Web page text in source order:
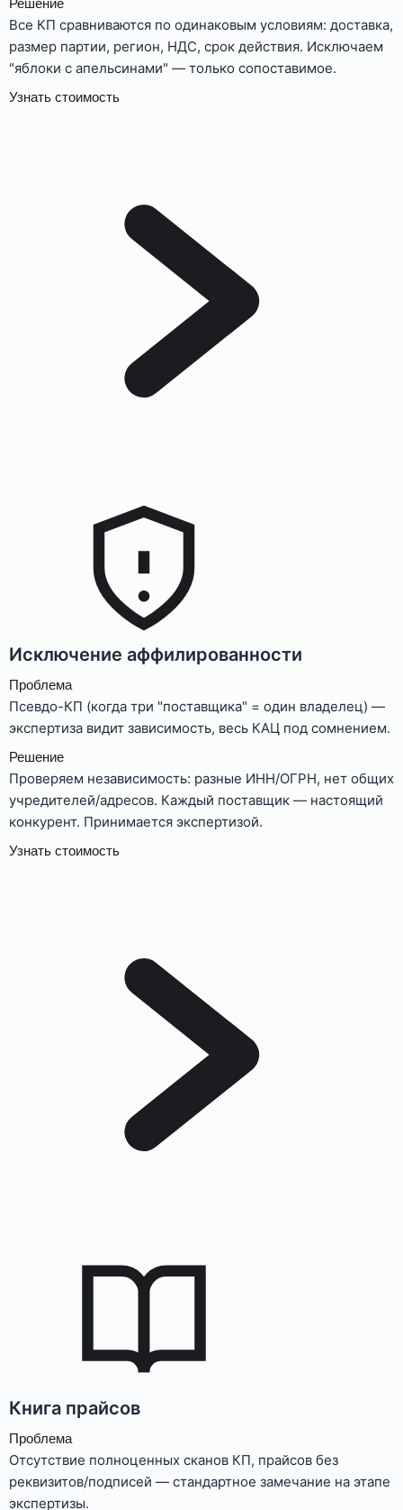
Все КП сравниваются по одинаковым условиям: доставка,
размер партии, регион, НДС, срок действия. Исключаем
"яблоки с апельсинами" — только сопоставимое.
Узнать стоимость
Исключение аффилированности
Проблема
Псевдо-КП (когда три "поставщика" = один владелец) —
экспертиза видит зависимость, весь КАЦ под сомнением.
Решение
Проверяем независимость: разные ИНН/ОГРН, нет общих
учредителей/адресов. Каждый поставщик — настоящий
конкурент. Принимается экспертизой.
Узнать стоимость
Книга прайсов
Проблема
Отсутствие полноценных сканов КП, прайсов без
реквизитов/подписей — стандартное замечание на этапе
экспертизы.